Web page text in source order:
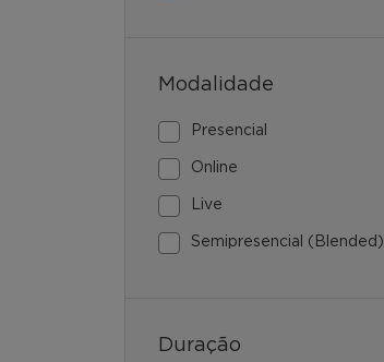
Modalidade
Presencial
Online
Live
Semipresencial (Blended)
Duração